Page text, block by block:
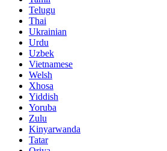
Telugu
Thai
Ukrainian
Urdu
Uzbek
Vietnamese
Welsh
Xhosa
Yiddish
Yoruba
Zulu
Kinyarwanda
Tatar